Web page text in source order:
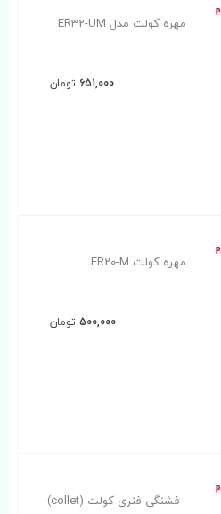
مهره کولت مدل ER32-UM
651,000 تومان
مهره کولت ER20-M
500,000 تومان
فشنگی فنری کولت (collet)